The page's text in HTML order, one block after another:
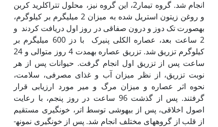
انجام شد. گروه تیمار2، این گروه نیز، محلول تتراکلرید کربن
و روغن زیتون استریل شده به میزان 2 میلی‏گرم بر کیلوگرم،
به‏صورت تک دوز و درون صفاقی در روز اول دریافت کردند و
2 ساعت بعد، عصاره الکلی پنیرک با دز 600 میلی‏گرم بر
کیلوگرم تزریق شد. تزریق عصاره به‏مدت 4 روز متوالی و 24
ساعت پس از تزریق اول انجام گرفت. حیوانات پس از هر
نوبت تزریق، از نظر میزان آب و غذای مصرفی، سلامت،
نحوه اثر عصاره و میزان مرگ و میر مورد ارزیابی قرار
گرفتند. پس از گذشت 96 ساعت در روز پنجم، با رعایت
اصول اخلاقی، پس از بی‏هوشی توسط اتر، خون‏گیری مستقیم
از قلب از گروه­های مختلف انجام شد. پس از خونگیری نمونه­